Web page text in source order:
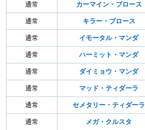
通常 カーマイン・ブロース
通常 キラー・ブロース
通常 イモータル・マンダ
通常 ハーミット・マンダ
通常 ダイミョウ・マンダ
通常 マッド・ティダーラ
通常 セメタリー・ティダーラ
通常 メガ・クルスタ